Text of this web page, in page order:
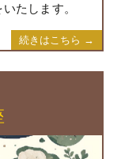
たします。
続きはこちら →